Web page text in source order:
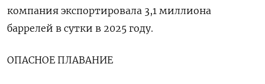
компания экспортировала 3,1 миллиона
баррелей в сутки в 2025 году.
ОПАСНОЕ ПЛАВАНИЕ